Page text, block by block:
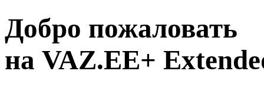
Добро пожаловать
на VAZ.EE+